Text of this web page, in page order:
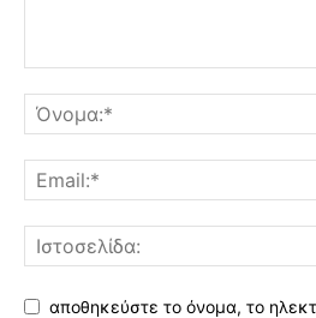
αποθηκεύστε το όνομα, το